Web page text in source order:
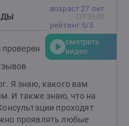
навреди." Ваши чувства,
— Гибкость в
для достижения
для вас. Что вас
глубокая
привычные проблемы.
вашу жизнь
Готовы к первым
начнём ваш путь к
возраст 27 лет
рейтинг 5/5
смотреть
видео
Я знаю, какого вам
И также знаю, что на
проходят
проявлять любые